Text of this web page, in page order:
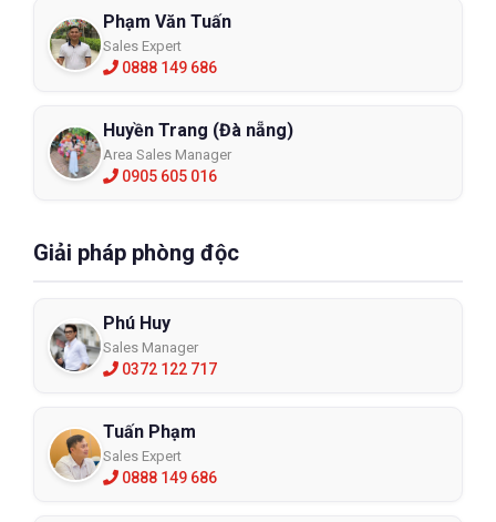
Phạm Văn Tuấn
Sales Expert
0888 149 686
Huyền Trang (Đà nẵng)
Area Sales Manager
0905 605 016
Giải pháp phòng độc
Phú Huy
Sales Manager
0372 122 717
Tuấn Phạm
Sales Expert
0888 149 686